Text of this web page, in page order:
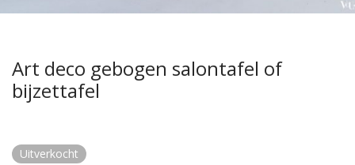
Art deco gebogen salontafel of
bijzettafel
Uitverkocht